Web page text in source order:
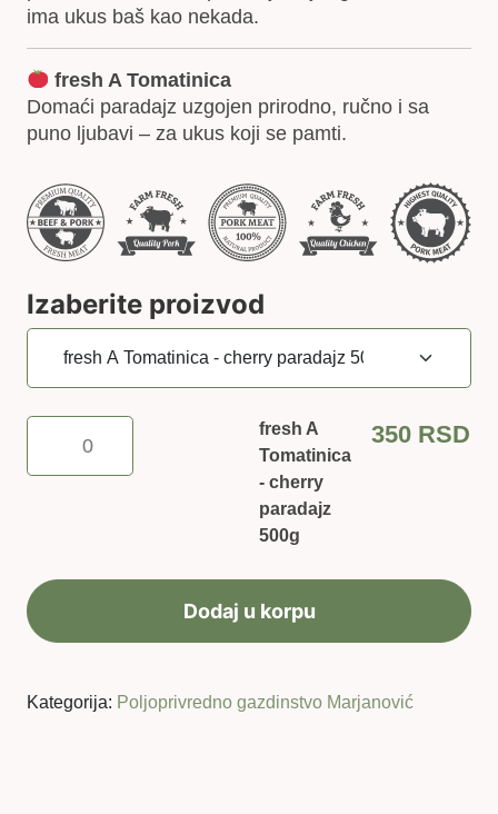
ima ukus baš kao nekada.
fresh A Tomatinica
Domaći paradajz uzgojen prirodno, ručno i sa
puno ljubavi – za ukus koji se pamti.
Izaberite proizvod
fresh
Tomatinica
500g
količina
fresh A
Tomatinica
- cherry
paradajz
500g
350 RSD
Dodaj u korpu
Kategorija: Poljoprivredno gazdinstvo Marjanović